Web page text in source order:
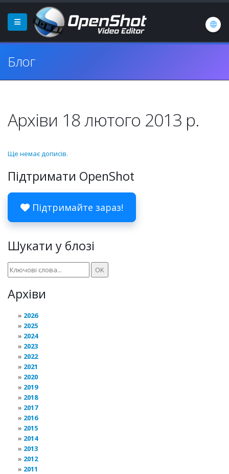
Блог
Архіви 18 лютого 2013 р.
Ще немає дописів.
Підтримати OpenShot
Підтримайте зараз!
Шукати у блозі
Архіви
2026
2025
2024
2023
2022
2021
2020
2019
2018
2017
2016
2015
2014
2013
2012
2011